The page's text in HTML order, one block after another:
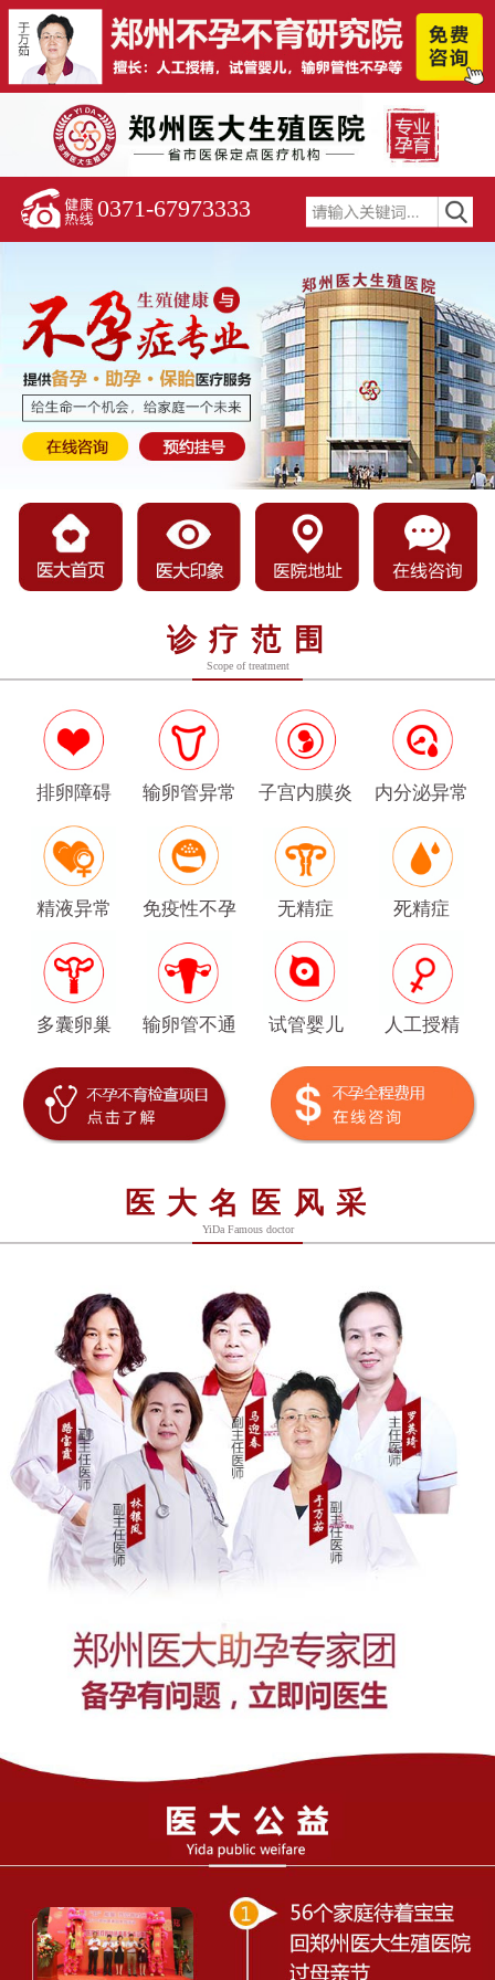
0371-67973333
诊疗范围
Scope of treatment
排卵障碍 输卵管异常 子宫内膜炎 内分泌异常
精液异常 免疫性不孕 无精症 死精症
多囊卵巢 输卵管不通 试管婴儿 人工授精
医大名医风采
YiDa Famous doctor